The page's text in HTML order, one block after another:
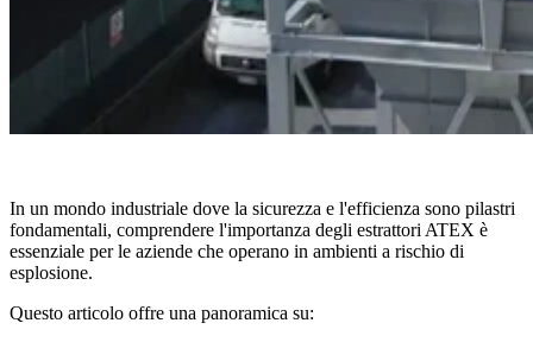
In un mondo industriale dove la sicurezza e l'efficienza sono pilastri
fondamentali, comprendere l'importanza degli estrattori ATEX è
essenziale per le aziende che operano in ambienti a rischio di
esplosione.
Questo articolo offre una panoramica su: